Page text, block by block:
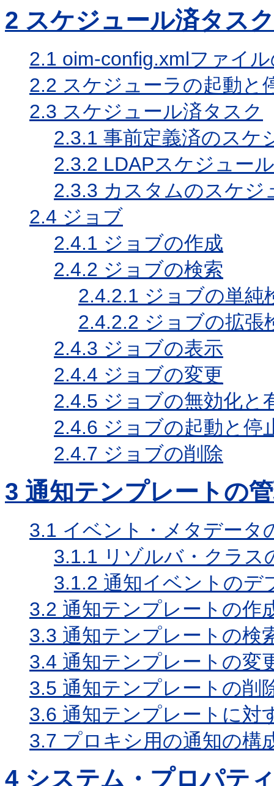
2 スケジュール済タス
2.1 oim-config.xmlファイ
2.2 スケジューラの起動と
2.3 スケジュール済タスク
2.3.1 事前定義済のスケ
2.3.2 LDAPスケジュー
2.3.3 カスタムのスケジ
2.4 ジョブ
2.4.1 ジョブの作成
2.4.2 ジョブの検索
2.4.2.1 ジョブの単純
2.4.2.2 ジョブの拡張
2.4.3 ジョブの表示
2.4.4 ジョブの変更
2.4.5 ジョブの無効化と
2.4.6 ジョブの起動と停
2.4.7 ジョブの削除
3 通知テンプレートの
3.1 イベント・メタデータ
3.1.1 リゾルバ・クラス
3.1.2 通知イベントのデ
3.2 通知テンプレートの作
3.3 通知テンプレートの検
3.4 通知テンプレートの変
3.5 通知テンプレートの削
3.6 通知テンプレートに対
3.7 プロキシ用の通知の構
4 システム・プロパテ